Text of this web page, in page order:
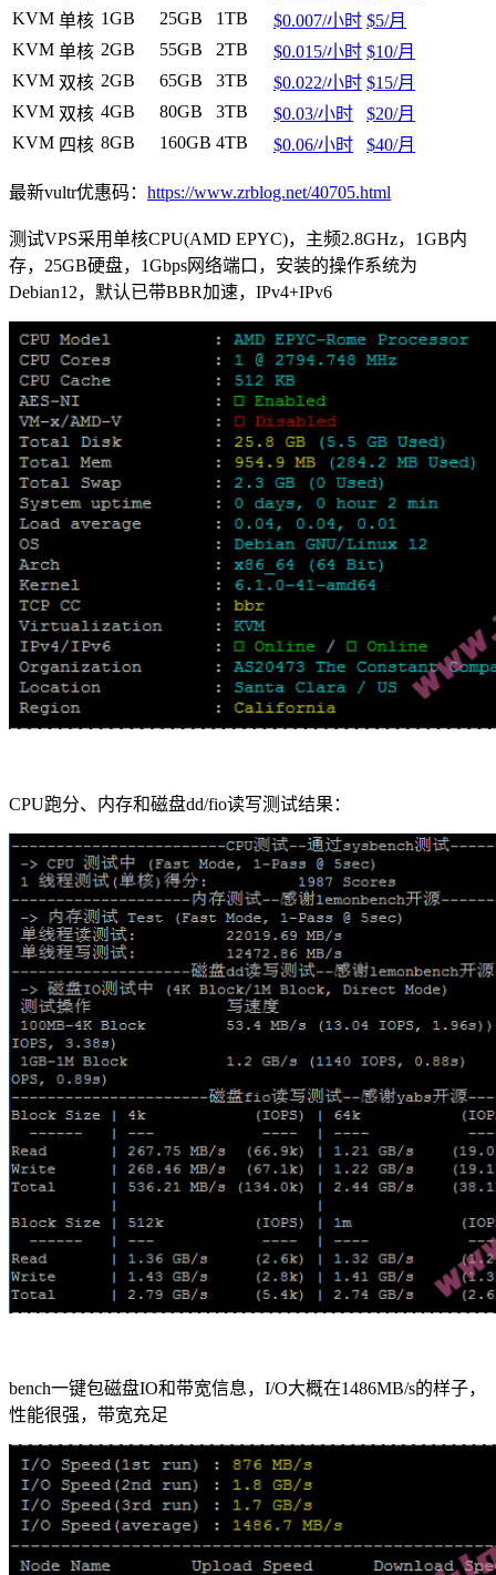
KVM 单核 1GB 25GB 1TB $0.007/小时 $5/月
KVM 单核 2GB 55GB 2TB $0.015/小时 $10/月
KVM 双核 2GB 65GB 3TB $0.022/小时 $15/月
KVM 双核 4GB 80GB 3TB $0.03/小时
$20/月
KVM 四核 8GB 160GB 4TB $0.06/小时 $40/月
最新vultr优惠码： https://www.zrblog.net/40705.html
测试VPS采用单核CPU(AMD EPYC)，主频2.8GHz，1GB内
存，25GB硬盘，1Gbps网络端口，安装的操作系统为
Debian12，默认已带BBR加速，IPv4+IPv6
CPU跑分、内存和磁盘dd/fio读写测试结果：
bench一键包磁盘IO和带宽信息，I/O大概在1486MB/s的样子，
性能很强，带宽充足